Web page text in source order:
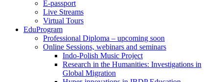
E-passport
Live Streams
Virtual Tours
EduProgram
Professional Diploma – upcoming soon
Online Sessions, webinars and seminars
Indo-Polish Music Project
Research in the Humanities: Investigations in
Global Migration